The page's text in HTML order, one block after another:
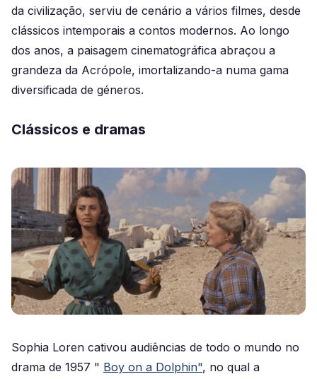
da civilização, serviu de cenário a vários filmes, desde
clássicos intemporais a contos modernos. Ao longo
dos anos, a paisagem cinematográfica abraçou a
grandeza da Acrópole, imortalizando-a numa gama
diversificada de géneros.
Clássicos e dramas
Sophia Loren cativou audiências de todo o mundo no
drama de 1957 " Boy on a Dolphin", no qual a